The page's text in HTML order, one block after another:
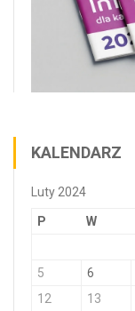
KALENDARZ
Luty 2024
P W
5
6
12
13